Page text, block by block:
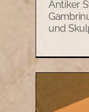
Antiker
und